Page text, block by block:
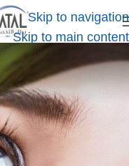
Skip to navigation
Skip to main content